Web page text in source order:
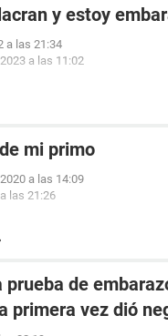
y estoy
a las 21:34
a las 11:02
mi primo
a las 14:09
las 21:26
prueba de
primera vez dió